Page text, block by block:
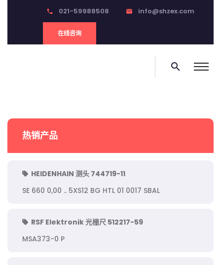
phone 021-59988508 email info@shzex.com
在线咨询
search
热销产品
HEIDENHAIN 测头 744719-11
SE 660 0,00 .. 5XS12 BG HTL 01 0017 SBAL
RSF Elektronik 光栅尺 512217-59
MSA373-0 P